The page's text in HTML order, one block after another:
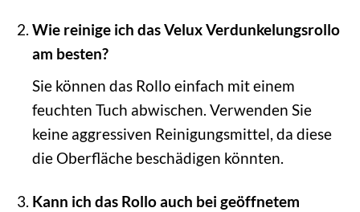
Wie reinige ich das Velux Verdunkelungsrollo
am besten?
Sie können das Rollo einfach mit einem
feuchten Tuch abwischen. Verwenden Sie
keine aggressiven Reinigungsmittel, da diese
die Oberfläche beschädigen könnten.
Kann ich das Rollo auch bei geöffnetem